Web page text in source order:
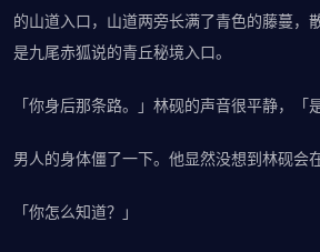
的山道入口，山道两旁长满了青色的藤蔓，
是九尾赤狐说的青丘秘境入口。
「你身后那条路。」林砚的声音很平静，「
男人的身体僵了一下。他显然没想到林砚会
「你怎么知道？」